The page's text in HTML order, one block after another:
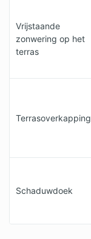
Vrijstaande
zonwering op het
terras
Terrasoverkapping
Schaduwdoek